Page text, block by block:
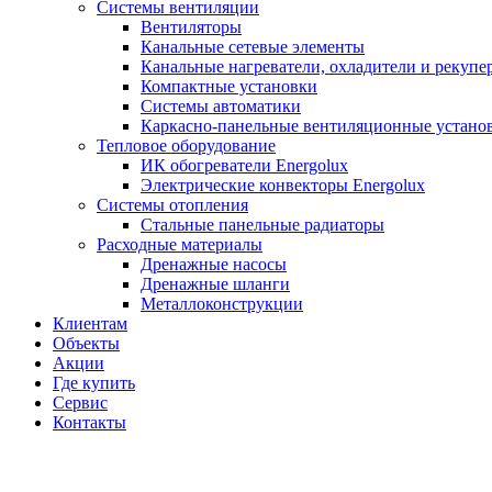
Системы вентиляции
Вентиляторы
Канальные сетевые элементы
Канальные нагреватели, охладители и
Компактные установки
Системы автоматики
Каркасно-панельные вентиляционные
Тепловое оборудование
ИК обогреватели Energolux
Электрические конвекторы Energolux
Системы отопления
Стальные панельные радиаторы
Расходные материалы
Дренажные насосы
Дренажные шланги
Металлоконструкции
Клиентам
Объекты
Акции
Где купить
Сервис
Контакты